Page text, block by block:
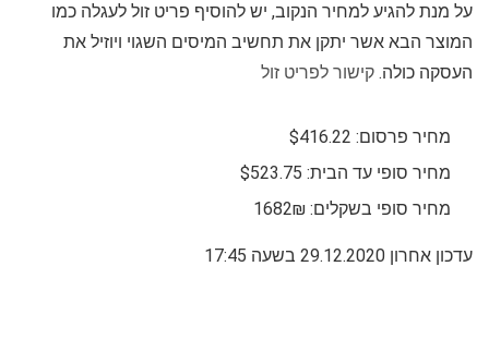
על מנת להגיע למחיר הנקוב, יש להוסיף פריט זול לעגלה כמו
המוצר הבא אשר יתקן את תחשיב המיסים השגוי ויוזיל את
העסקה כולה. קישור לפריט זול
מחיר פרסום: $416.22
מחיר סופי עד הבית: $523.75
מחיר סופי בשקלים: 1682₪
עדכון אחרון 29.12.2020 בשעה 17:45